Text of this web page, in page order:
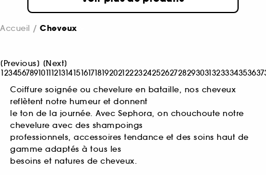
Accueil Cheveux
[Previous] [Next]
12345678910111213141516171819202122232425262728293031323334353637
Coiffure soignée ou chevelure en bataille, nos cheveux
reflètent notre humeur et donnent
le ton de la journée. Avec Sephora, on chouchoute notre
chevelure avec des shampoings
professionnels, accessoires tendance et des soins haut de
gamme adaptés à tous les
besoins et natures de cheveux.